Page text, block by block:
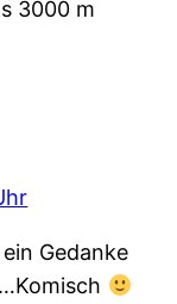
3000 m
Gedanke